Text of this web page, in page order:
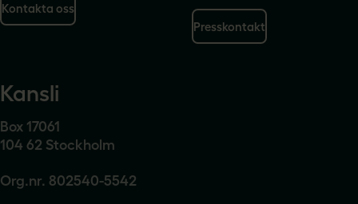
Kontakta oss
Presskontakt
Kansli
Box 17061
104 62 Stockholm
Org.nr. 802540-5542